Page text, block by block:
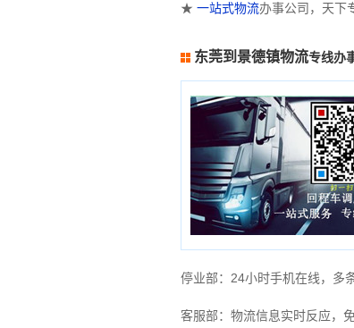
★ 一站式物流办事公司，天下
东莞到景德镇物流专线办
停业部：24小时手机在线，多
客服部：物流信息实时反应，